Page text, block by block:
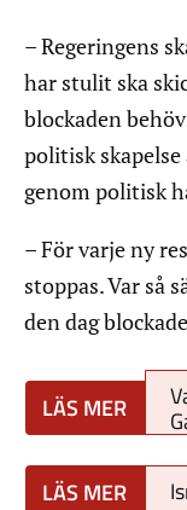
– Regeringens
har stulit ska
blockaden
politisk skapelse
genom politisk
– För varje ny
stoppas. Var så
den dag